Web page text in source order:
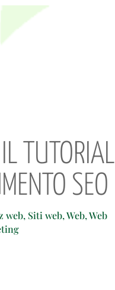
TUTORIAL
SEO
web, Siti web,Web,Web